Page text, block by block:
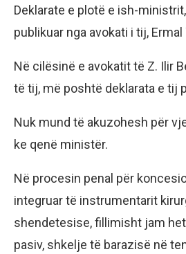
Deklarate e plotë e ish-
publikuar nga avokati i tij, Ermal
Në cilësinë e avokatit të Z. Ilir
të tij, më poshtë deklarata e tij
Nuk mund të akuzohesh për
ke qenë ministër.
Në procesin penal për
integruar të instrumentarit
shendetesise, fillimisht jam
pasiv, shkelje të barazisë në